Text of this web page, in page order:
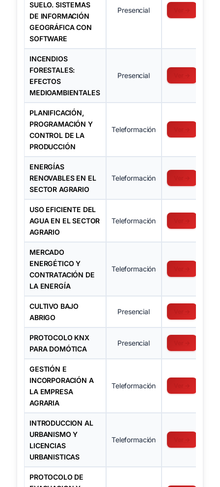
SUELO. SISTEMAS
DE INFORMACIÓN
GEOGRÁFICA CON
SOFTWARE
Presencial
INCENDIOS
FORESTALES:
EFECTOS
MEDIOAMBIENTALES
Presencial
PLANIFICACIÓN,
PROGRAMACIÓN Y
CONTROL DE LA
PRODUCCIÓN
Teleformación
ENERGÍAS
RENOVABLES EN EL
SECTOR AGRARIO
Teleformación
USO EFICIENTE DEL
AGUA EN EL SECTOR
AGRARIO
Teleformación
MERCADO
ENERGÉTICO Y
CONTRATACIÓN DE
LA ENERGÍA
Teleformación
CULTIVO BAJO
ABRIGO
Presencial
PROTOCOLO KNX
PARA DOMÓTICA
Presencial
GESTIÓN E
INCORPORACIÓN A
LA EMPRESA
AGRARIA
Teleformación
INTRODUCCION AL
URBANISMO Y
LICENCIAS
URBANISTICAS
Teleformación
PROTOCOLO DE